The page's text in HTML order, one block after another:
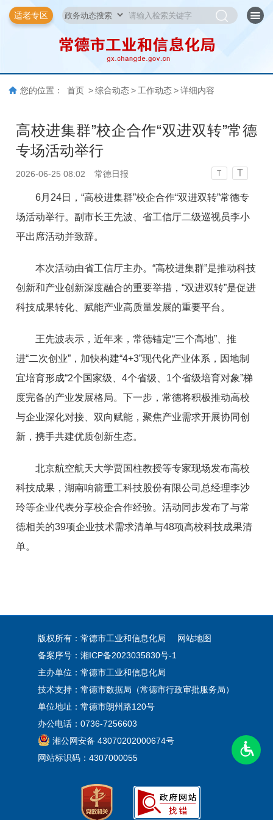
适老专区
您的位置： 首页 > 综合动态 > 工作动态 > 详细内容
高校进集群”校企合作“双进双转”常德
专场活动举行
2026-06-25 08:02 常德日报 T T
6月24日，“高校进集群”校企合作“双进双转”常德专
场活动举行。副市长王先波、省工信厅二级巡视员李小
平出席活动并致辞。
本次活动由省工信厅主办。“高校进集群”是推动科技
创新和产业创新深度融合的重要举措，“双进双转”是促进
科技成果转化、赋能产业高质量发展的重要平台。
王先波表示，近年来，常德锚定“三个高地”、推
进“二次创业”，加快构建“4+3”现代化产业体系，因地制
宜培育形成“2个国家级、4个省级、1个省级培育对象”梯
度完备的产业发展格局。下一步，常德将积极推动高校
与企业深化对接、双向赋能，聚焦产业需求开展协同创
新，携手共建优质创新生态。
北京航空航天大学贾国柱教授等专家现场发布高校
科技成果，湖南响箭重工科技股份有限公司总经理李沙
玲等企业代表分享校企合作经验。活动同步发布了与常
德相关的39项企业技术需求清单与48项高校科技成果清
单。
版权所有：常德市工业和信息化局
网站地图
备案序号： 湘ICP备2023035830号-1
主办单位：常德市工业和信息化局
技术支持：常德市数据局（常德市行政审批服务局）
单位地址：常德市朗州路120号
办公电话：0736-7256603
湘公网安备 43070202000674号
网站标识码：4307000055